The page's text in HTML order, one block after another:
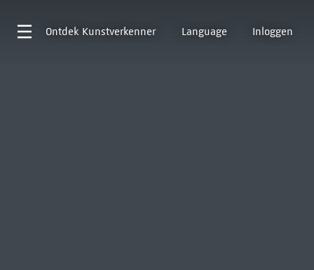
Ontdek Kunstverkenner Language Inloggen